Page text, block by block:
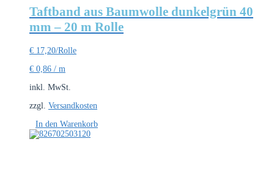
Taftband aus Baumwolle dunkelgrün 40
mm – 20 m Rolle
€ 17,20/Rolle
€ 0,86 / m
inkl. MwSt.
zzgl. Versandkosten
In den Warenkorb